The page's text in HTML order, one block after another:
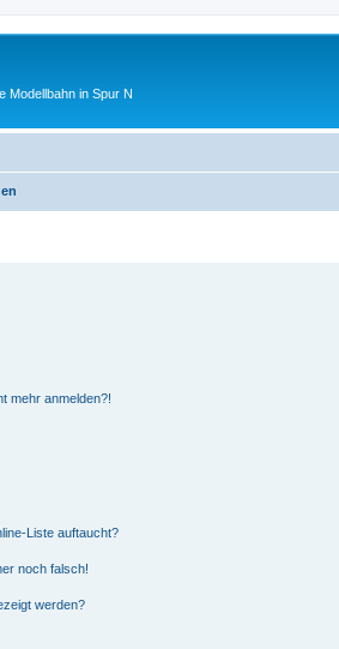
Modellbahn in Spur N
mehr anmelden?!
Liste auftaucht?
noch falsch!
werden?